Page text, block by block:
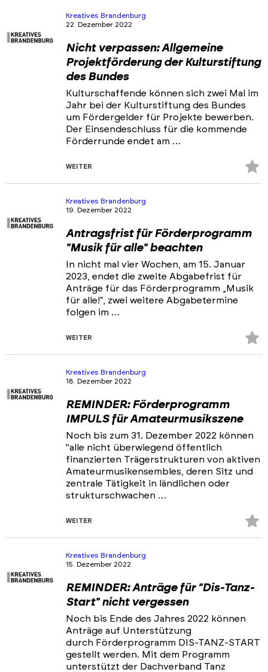
Kreatives Brandenburg
22. Dezember 2022
Nicht verpassen: Allgemeine
Projektförderung der Kulturstiftung
des Bundes
Kulturschaffende können sich zwei Mal im
Jahr bei der Kulturstiftung des Bundes
um Fördergelder für Projekte bewerben.
Der Einsendeschluss für die kommende
Förderrunde endet am …
WEITER
Kreatives Brandenburg
19. Dezember 2022
Antragsfrist für Förderprogramm
"Musik für alle" beachten
In nicht mal vier Wochen, am 15. Januar
2023, endet die zweite Abgabefrist für
Anträge für das Förderprogramm „Musik
für alle!“, zwei weitere Abgabetermine
folgen im …
WEITER
Kreatives Brandenburg
18. Dezember 2022
REMINDER: Förderprogramm
IMPULS für Amateurmusikszene
Noch bis zum 31. Dezember 2022 können
"alle nicht überwiegend öffentlich
finanzierten Trägerstrukturen von aktiven
Amateurmusikensembles, deren Sitz und
zentrale Tätigkeit in ländlichen oder
strukturschwachen …
WEITER
Kreatives Brandenburg
15. Dezember 2022
REMINDER: Anträge für "Dis-Tanz-
Start" nicht vergessen
Noch bis Ende des Jahres 2022 können
Anträge auf Unterstützung
durch Förderprogramm DIS-TANZ-START
gestellt werden. Mit dem Programm
unterstützt der Dachverband Tanz